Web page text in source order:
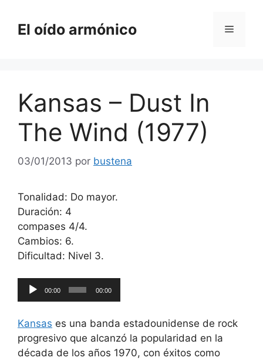
contenido
El oído armónico Menú
Kansas – Dust In
The Wind (1977)
03/01/2013 por bustena
Tonalidad: Do mayor.
Duración: 4
compases 4/4.
Cambios: 6.
Dificultad: Nivel 3.
Reproductor
de
00:00 00:00
Kansas es una banda estadounidense de rock
progresivo que alcanzó la popularidad en la
década de los años 1970, con éxitos como